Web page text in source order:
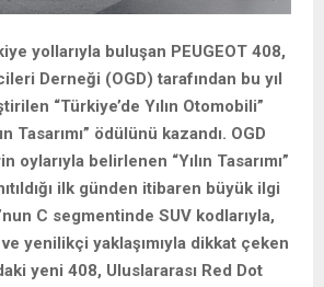
yollarıyla buluşan PEUGEOT 408,
Derneği (OGD) tarafından bu yıl
“Türkiye’de Yılın Otomobili”
Tasarımı” ödülünü kazandı. OGD
belirlenen “Yılın Tasarımı”
ilk günden itibaren büyük ilgi
C segmentinde SUV kodlarıyla,
ve yenilikçi yaklaşımıyla dikkat çeken
yeni 408, Uluslararası Red Dot